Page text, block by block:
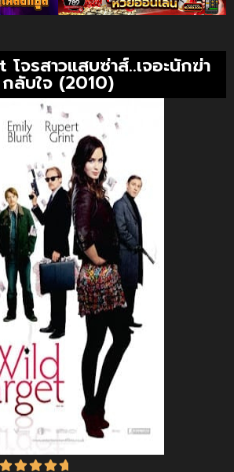
จรสาวแสบซ่าส์..เจอะนักฆ่า
กลับใจ (2010)